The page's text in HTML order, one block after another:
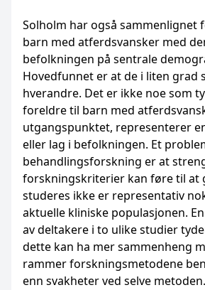
Solholm har også sammenlignet
barn med atferdsvansker med
befolkningen på sentrale
Hovedfunnet er at de i liten grad
hverandre. Det er ikke noe som
foreldre til barn med
utgangspunktet, representerer
eller lag i befolkningen. Et
behandlingsforskning er at
forskningskriterier kan føre til at
studeres ikke er representativ
aktuelle kliniske populasjonen.
av deltakere i to ulike studier
dette kan ha mer sammenheng
rammer forskningsmetodene
enn svakheter ved selve metoden.